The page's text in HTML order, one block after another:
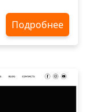
Подробнее